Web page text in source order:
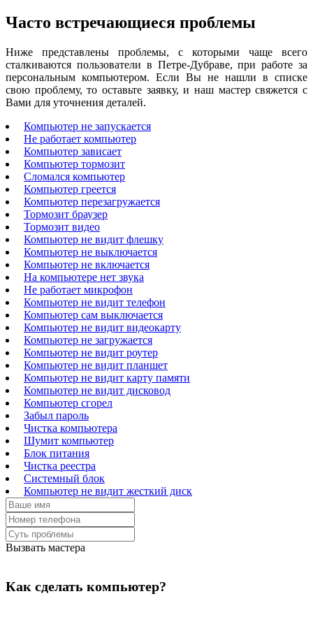
Часто встречающиеся проблемы
Ниже представлены проблемы, с которыми чаще всего
сталкиваются пользователи в Петре-Дубраве, при работе за
персональным компьютером. Если Вы не нашли в списке
свою проблему, то оставьте заявку, и наш мастер свяжется с
Вами для уточнения деталей.
Компьютер не запускается
Не работает компьютер
Компьютер зависает
Компьютер тормозит
Сломался компьютер
Компьютер греется
Компьютер перезагружается
Тормозит браузер
Тормозит видео
Компьютер не видит флешку
Компьютер не выключается
Компьютер не включается
На компьютере нет звука
Не работает микрофон
Компьютер не видит телефон
Компьютер сам выключается
Компьютер не видит видеокарту
Компьютер не загружается
Компьютер не видит роутер
Компьютер не видит планшет
Компьютер не видит карту памяти
Компьютер не видит дисковод
Компьютер сгорел
Забыл пароль
Чистка компьютера
Шумит компьютер
Блок питания
Чистка реестра
Системный блок
Компьютер не видит жесткий диск
Вызвать мастера
Как сделать компьютер?